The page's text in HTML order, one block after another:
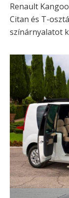
Renault
Citan és T-
színárnyalatot